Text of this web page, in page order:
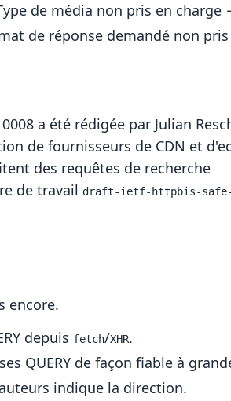
de média non pris en charge
de réponse demandé non
a été rédigée par Julian
de fournisseurs de CDN et
des requêtes de recherche
de travail draft-ietf-httpbis-
encore.
depuis fetch/XHR.
QUERY de façon fiable à
indique la direction.